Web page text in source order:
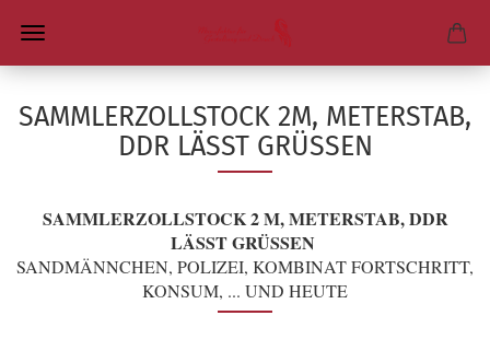
SAMMLERZOLLSTOCK 2M, METERSTAB,
DDR LÄSST GRÜSSEN
SAMMLERZOLLSTOCK 2 M, METERSTAB, DDR
LÄSST GRÜSSEN
SANDMÄNNCHEN, POLIZEI, KOMBINAT FORTSCHRITT,
KONSUM, ... UND HEUTE